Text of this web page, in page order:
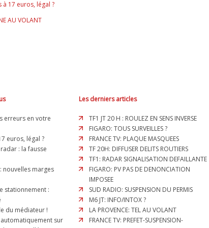
à 17 euros, légal ?
AU VOLANT
erreurs en votre
euros, légal ?
: la fausse
nouvelles marges
stationnement :
du médiateur !
sur
Les derniers articles
TF1 JT 20 H : ROULEZ EN SENS INVERSE
FIGARO: TOUS SURVEILLES ?
FRANCE TV: PLAQUE MASQUEES
TF 20H: DIFFUSER DELITS ROUTIERS
TF1: RADAR SIGNALISATION DEFAILLANTE
FIGARO: PV PAS DE DENONCIATION
IMPOSEE
SUD RADIO: SUSPENSION DU PERMIS
M6 JT: INFO/INTOX ?
LA PROVENCE: TEL AU VOLANT
FRANCE TV: PREFET-SUSPENSION-